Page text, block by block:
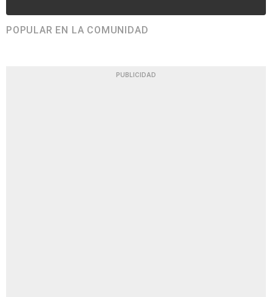
POPULAR EN LA COMUNIDAD
PUBLICIDAD